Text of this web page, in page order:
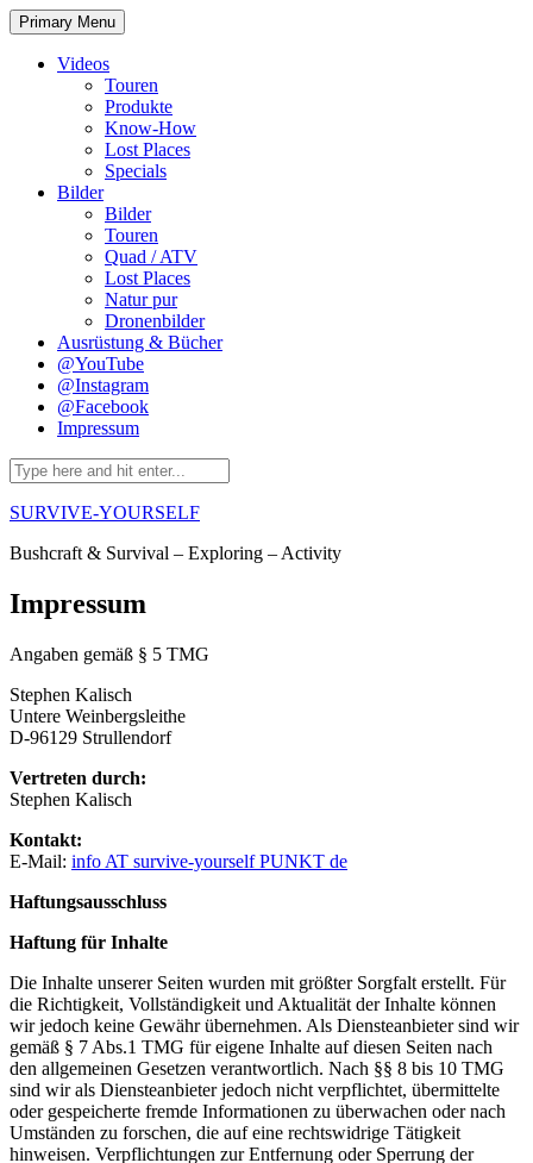
Skip
to
content
Primary Menu
Videos
Touren
Produkte
Know-How
Lost Places
Specials
Bilder
Bilder
Touren
Quad / ATV
Lost Places
Natur pur
Dronenbilder
Ausrüstung & Bücher
@YouTube
@Instagram
@Facebook
Impressum
Search
for:
SURVIVE-YOURSELF
Bushcraft & Survival – Exploring – Activity
Impressum
Angaben gemäß § 5 TMG
Stephen Kalisch
Untere Weinbergsleithe
D-96129 Strullendorf
Vertreten durch:
Stephen Kalisch
Kontakt:
E-Mail: info AT survive-yourself PUNKT de
Haftungsausschluss
Haftung für Inhalte
Die Inhalte unserer Seiten wurden mit größter Sorgfalt erstellt. Für
die Richtigkeit, Vollständigkeit und Aktualität der Inhalte können
wir jedoch keine Gewähr übernehmen. Als Diensteanbieter sind wir
gemäß § 7 Abs.1 TMG für eigene Inhalte auf diesen Seiten nach
den allgemeinen Gesetzen verantwortlich. Nach §§ 8 bis 10 TMG
sind wir als Diensteanbieter jedoch nicht verpflichtet, übermittelte
oder gespeicherte fremde Informationen zu überwachen oder nach
Umständen zu forschen, die auf eine rechtswidrige Tätigkeit
hinweisen. Verpflichtungen zur Entfernung oder Sperrung der